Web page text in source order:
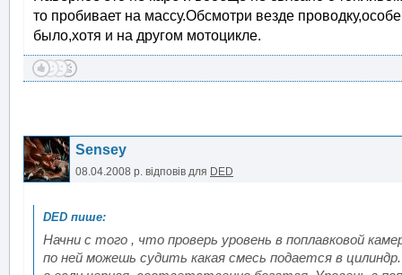
то пробивает на массу.Обсмотри везде
было,хотя и на другом мотоцикле.
Sensey
08.04.2008 р. відповів для DED
Начни с того , что проверь уровень в поплавковой
по ней можешь судить какая смесь подается в